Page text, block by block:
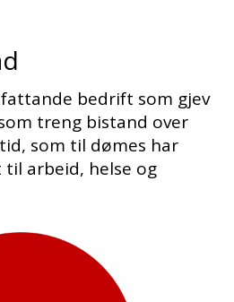
bedrift som gjev
treng bistand over
som til dømes har
arbeid, helse og